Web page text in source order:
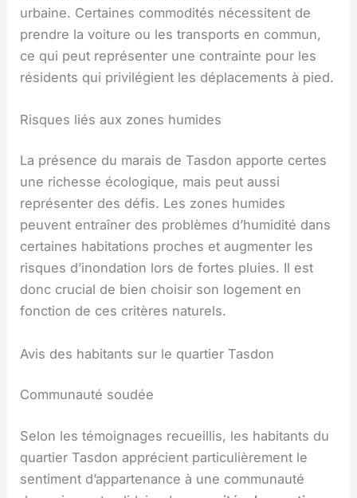
urbaine. Certaines commodités nécessitent de
prendre la voiture ou les transports en commun,
ce qui peut représenter une contrainte pour les
résidents qui privilégient les déplacements à pied.
Risques liés aux zones humides
La présence du marais de Tasdon apporte certes
une richesse écologique, mais peut aussi
représenter des défis. Les zones humides
peuvent entraîner des problèmes d’humidité dans
certaines habitations proches et augmenter les
risques d’inondation lors de fortes pluies. Il est
donc crucial de bien choisir son logement en
fonction de ces critères naturels.
Avis des habitants sur le quartier Tasdon
Communauté soudée
Selon les témoignages recueillis, les habitants du
quartier Tasdon apprécient particulièrement le
sentiment d’appartenance à une communauté